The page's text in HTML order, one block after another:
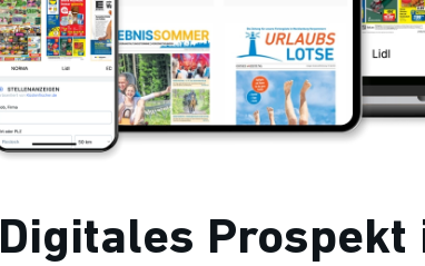
Digitales Prospekt